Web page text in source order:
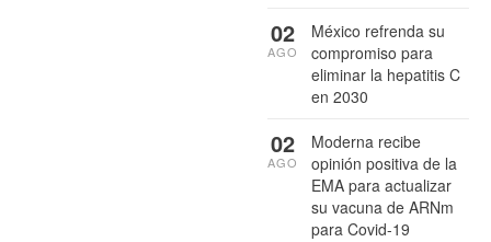
México refrenda su
compromiso para
eliminar la hepatitis C
en 2030
02
AGO
Moderna recibe
opinión positiva de la
EMA para actualizar
su vacuna de ARNm
para Covid-19
02
AGO